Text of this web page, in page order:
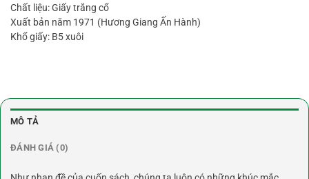
Chất liệu: Giấy trắng cổ
Xuất bản năm 1971 (Hương Giang Ấn Hành)
Khổ giấy: B5 xuôi
MÔ TẢ
ĐÁNH GIÁ (0)